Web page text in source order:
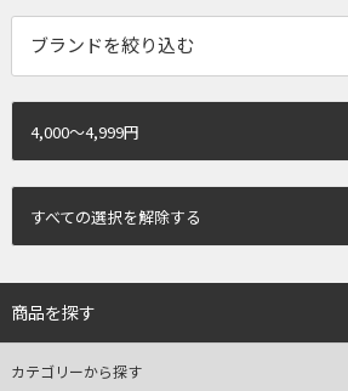
ブランドを絞り込む
4,000～4,999円
すべての選択を解除する
商品を探す
カテゴリーから探す